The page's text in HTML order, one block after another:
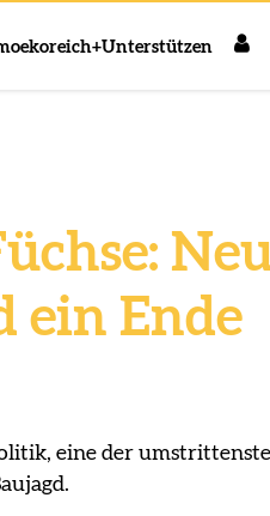
oekoreich+Unterstützen
ein Ende
eine der